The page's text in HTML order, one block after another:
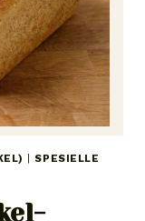
|SPESIELLE